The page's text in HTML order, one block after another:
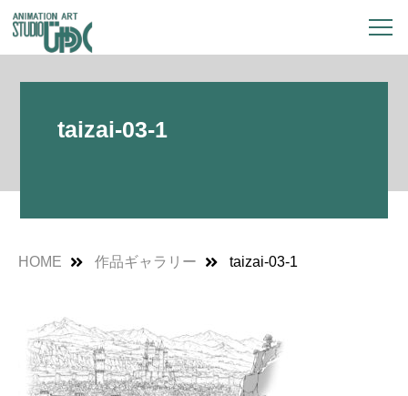
taizai-03-1
HOME 作品ギャラリー taizai-03-1